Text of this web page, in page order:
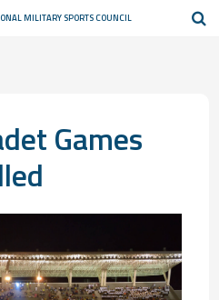
MILITARYSPORTS COUNCIL
Games